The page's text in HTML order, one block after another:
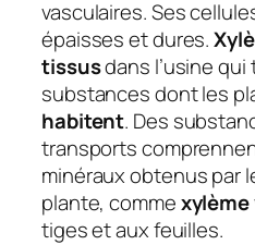
vasculaires. Ses
épaisses et dures.
tissusdans l’usine
substances dont les
habitent. Des
transports
minéraux obtenus par
plante, commexylème
tiges et aux feuilles.